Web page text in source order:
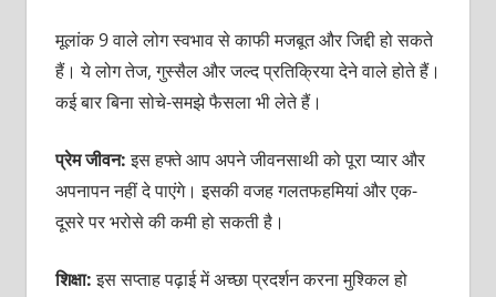
मूलांक 9 वाले लोग स्वभाव से काफी मजबूत और जिद्दी हो सकते
हैं। ये लोग तेज, गुस्सैल और जल्द प्रतिक्रिया देने वाले होते हैं।
कई बार बिना सोचे-समझे फैसला भी लेते हैं।
प्रेम जीवन:इस हफ्ते आप अपने जीवनसाथी को पूरा प्यार और
अपनापन नहीं दे पाएंगे। इसकी वजह गलतफहमियां और एक-
दूसरे पर भरोसे की कमी हो सकती है।
शिक्षा:इस सप्ताह पढ़ाई में अच्छा प्रदर्शन करना मुश्किल हो